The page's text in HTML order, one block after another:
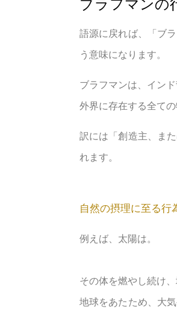
ブラフマンの
語源に戻れば、「ブ
う意味になります。
ブラフマンは、イン
外界に存在する全て
訳には「創造主、ま
れます。
自然の摂理に至る行
例えば、太陽は。
その体を燃やし続け
地球をあたため、大